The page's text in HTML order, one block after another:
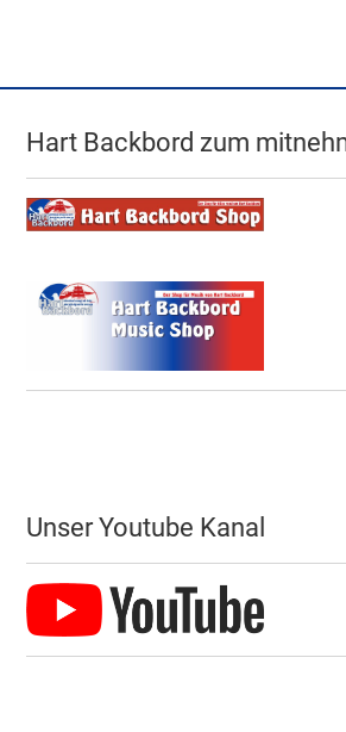
Hart Backbord zum
Unser Youtube Kanal